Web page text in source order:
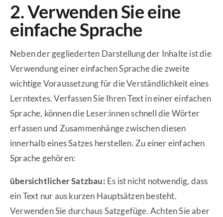
2. Verwenden Sie eine
einfache Sprache
Neben der gegliederten Darstellung der Inhalte ist die
Verwendung einer einfachen Sprache die zweite
wichtige Voraussetzung für die Verständlichkeit eines
Lerntextes. Verfassen Sie Ihren Text in einer einfachen
Sprache, können die Leser:innen schnell die Wörter
erfassen und Zusammenhänge zwischen diesen
innerhalb eines Satzes herstellen. Zu einer einfachen
Sprache gehören:
übersichtlicher Satzbau: Es ist nicht notwendig, dass
ein Text nur aus kurzen Hauptsätzen besteht.
Verwenden Sie durchaus Satzgefüge. Achten Sie aber